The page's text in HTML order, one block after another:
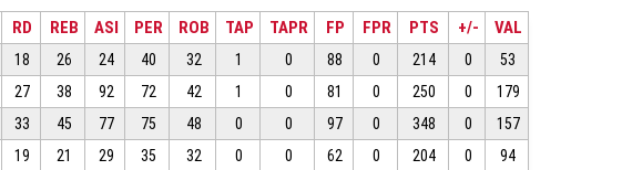
RD REB ASI PER ROB TAP TAPR FP FPR PTS +/- VAL
18 26 24 40 32 1 0 88 0 214 0
53
27 38 92 72 42 1 0 81 0 250 0
179
33 45 77 75 48 0 0 97 0 348 0
157
19 21 29 35 32 0 0 62 0 204 0
94